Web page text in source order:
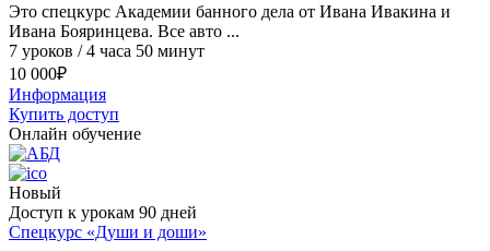
Это спецкурс Академии банного дела от Ивана Ивакина и
Ивана Бояринцева. Все авто ...
7 уроков / 4 часа 50 минут
10 000₽
Информация
Купить доступ
Онлайн обучение
Новый
Доступ к урокам 90 дней
Спецкурс «Души и доши»